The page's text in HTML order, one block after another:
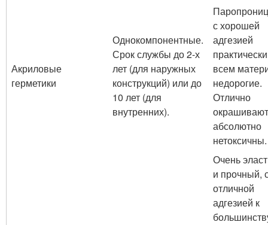
Акриловые
герметики
Однокомпонентные.
Срок службы до 2-х
лет (для наружных
конструкций) или до
10 лет (для
внутренних).
с хорошей
адгезией
всем
недорогие.
Отлично
абсолютно
нетоксичны.
Очень
и прочный,
отличной
адгезией к